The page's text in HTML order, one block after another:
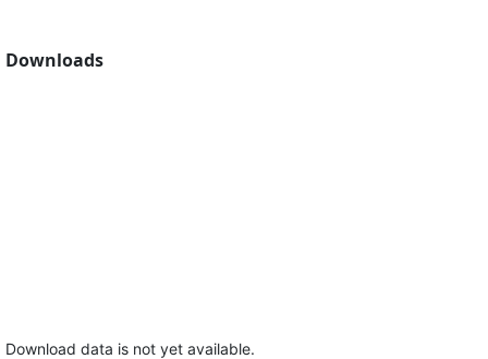
Downloads
Download data is not yet available.